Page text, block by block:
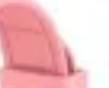
Aménagement de